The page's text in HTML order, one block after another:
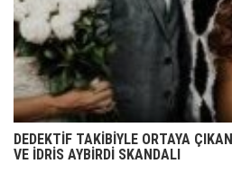
DEDEKTİF TAKİBİYLE ORTAYA
VE İDRİS AYBİRDİ SKANDALI